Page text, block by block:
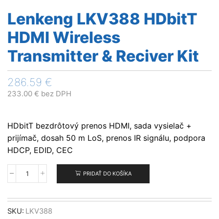
Lenkeng LKV388 HDbitT
HDMI Wireless
Transmitter & Reciver Kit
286.59 €
233.00 € bez DPH
HDbitT bezdrôtový prenos HDMI, sada vysielač +
prijímač, dosah 50 m LoS, prenos IR signálu, podpora
HDCP, EDID, CEC
množstvo
LKV388
HDbitT
PRIDAŤ DO KOŠÍKA
SKU: LKV388